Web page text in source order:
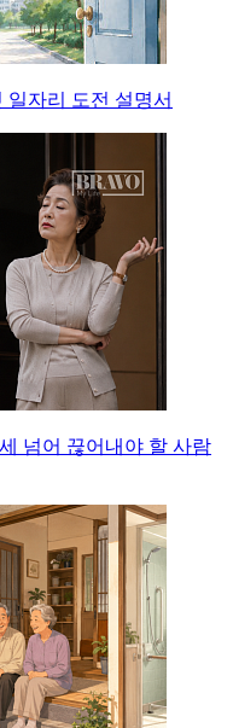
일자리 도전 설명서
넘어 끊어내야 할 사람